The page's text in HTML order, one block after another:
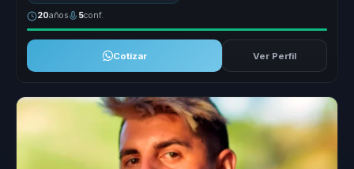
20años 5conf.
Cotizar Ver Perfil